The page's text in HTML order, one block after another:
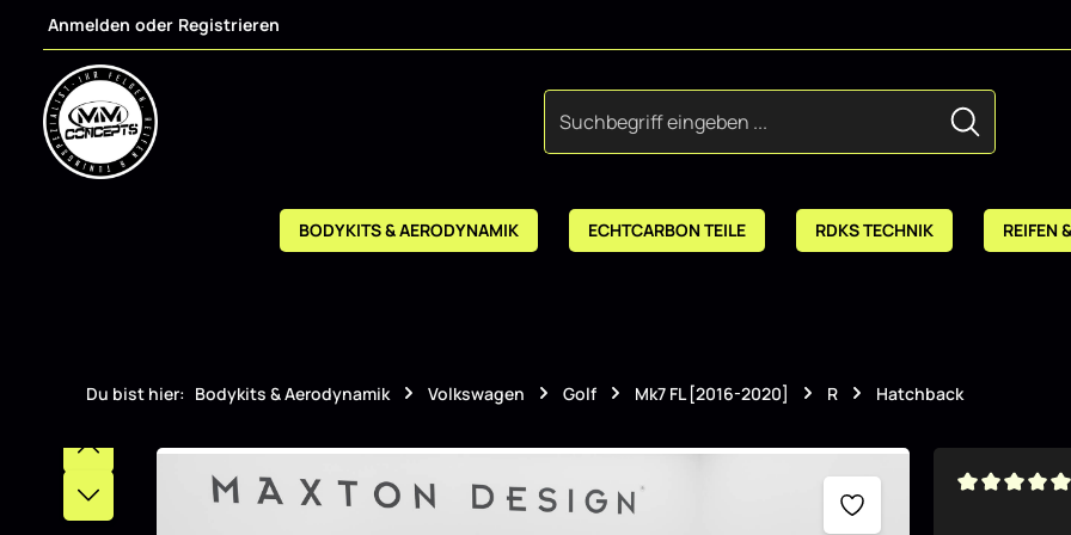
Hauptinhalt springen
Zur Suche springen
Zur Hauptnavigation springen
Anmelden oder Registrieren
BODYKITS & AERODYNAMIK ECHTCARBON TEILE RDKS TECHNIK REIFEN
Du bist hier: Bodykits & Aerodynamik Volkswagen Golf Mk7 FL [2016-2020] R Hatchback
Bildergalerie überspringen